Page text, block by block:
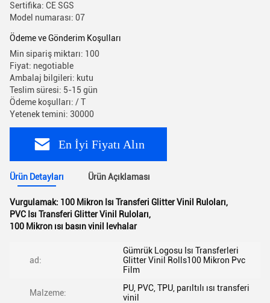
Sertifika: CE SGS
Model numarası: 07
Ödeme ve Gönderim Koşulları
Min sipariş miktarı: 100
Fiyat: negotiable
Ambalaj bilgileri: kutu
Teslim süresi: 5-15 gün
Ödeme koşulları: / T
Yetenek temini: 30000
En İyi Fiyatı Alın
Ürün Detayları Ürün Açıklaması
Vurgulamak: 100 Mikron Isı Transferi Glitter Vinil Ruloları,
PVC Isı Transferi Glitter Vinil Ruloları,
100 Mikron ısı basın vinil levhalar
ad:
Gümrük Logosu Isı Transferleri
Glitter Vinil Rolls100 Mikron Pvc
Film
Malzeme:
PU, PVC, TPU, parıltılı ısı transferi
vinil